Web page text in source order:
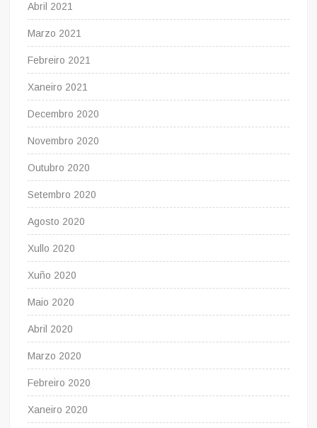
Abril 2021
Marzo 2021
Febreiro 2021
Xaneiro 2021
Decembro 2020
Novembro 2020
Outubro 2020
Setembro 2020
Agosto 2020
Xullo 2020
Xuño 2020
Maio 2020
Abril 2020
Marzo 2020
Febreiro 2020
Xaneiro 2020